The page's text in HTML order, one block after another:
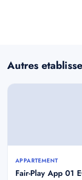
Autres
APPARTEMENT
Fair-Play App 01